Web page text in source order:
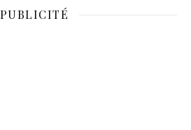
PUBLICITÉ